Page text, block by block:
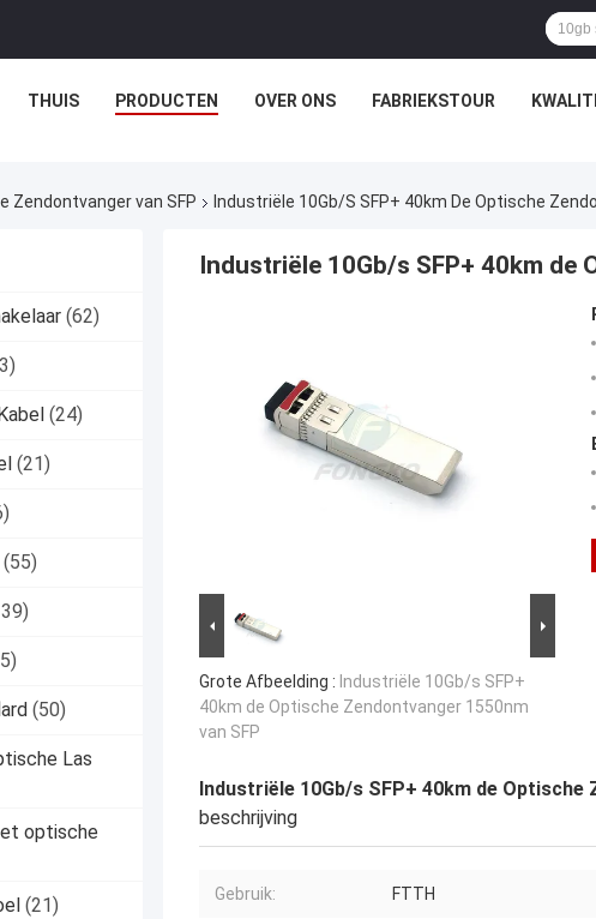
THUIS PRODUCTEN OVER ONS FABRIEKSTOUR
Zendontvanger van SFP Industriële 10Gb/s SFP+ 40km De Optische
(62)
(24)
(21)
(55)
(50)
Las
optische
(21)
Industriële 10Gb/s SFP+ 40km de
Grote Afbeelding : Industriële 10Gb/s SFP+
40km de Optische Zendontvanger 1550nm
van SFP
Industriële 10Gb/s SFP+ 40km de Optische
beschrijving
Gebruik: FTTH